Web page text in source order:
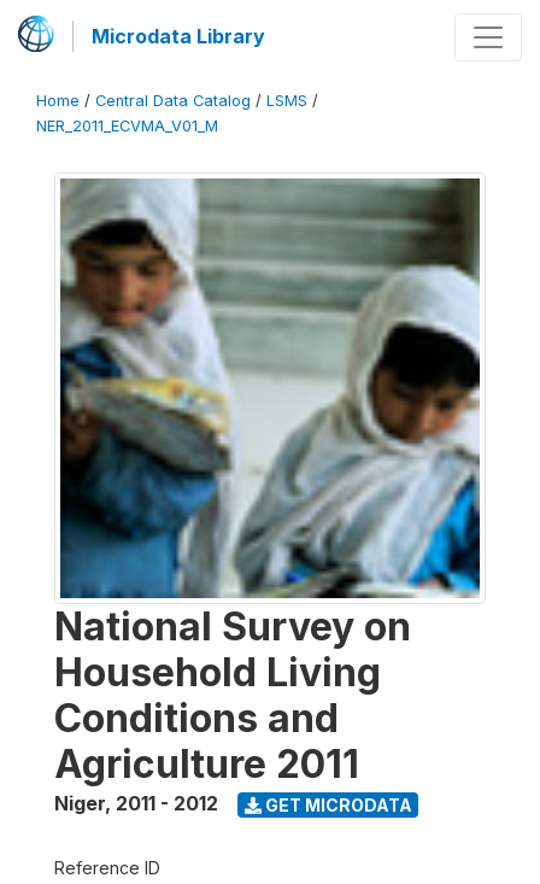
Microdata Library
Home / Central Data Catalog / LSMS /
NER_2011_ECVMA_V01_M
National Survey on
Household Living
Conditions and
Agriculture 2011
Niger, 2011 - 2012 GET MICRODATA
Reference ID